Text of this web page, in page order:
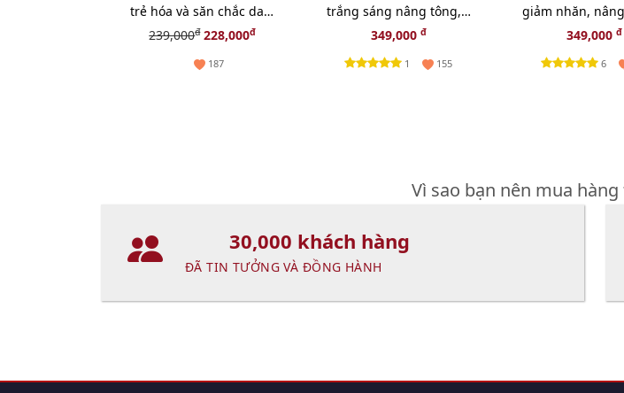
trẻ hóa và săn chắc da
vùng mắt - 2.5g
239,000đ228,000đ
187
trắng sáng nâng tông,
se mịn, 15ml
349,000 đ
1 155
giảm nhăn,
mắt chuyên sâu,
(New)
349,000đ
6
Vì sao bạn nên mua
30,000 khách hàng
ĐÃ TIN TƯỞNG VÀ ĐỒNG HÀNH